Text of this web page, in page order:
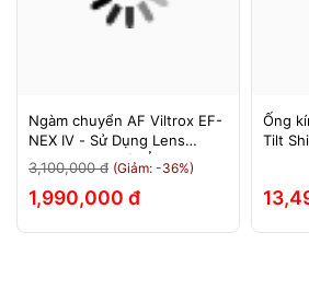
Ngàm chuyển AF Viltrox EF-
NEX IV - Sử Dụng Lens
Canon Trên Máy Ảnh Sony
E-Mount - Bảo Hành 12
Tháng.
3,100,000 đ (Giảm: -36%)
1,990,000 đ
Ống
Tilt